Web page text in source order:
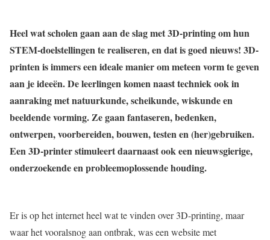
Heel wat scholen gaan aan de slag met 3D-printing om hun
STEM-doelstellingen te realiseren, en dat is goed nieuws! 3D-
printen is immers een ideale manier om meteen vorm te geven
aan je ideeën. De leerlingen komen naast techniek ook in
aanraking met natuurkunde, scheikunde, wiskunde en
beeldende vorming. Ze gaan fantaseren, bedenken,
ontwerpen, voorbereiden, bouwen, testen en (her)gebruiken.
Een 3D-printer stimuleert daarnaast ook een nieuwsgierige,
onderzoekende en probleemoplossende houding.
Er is op het internet heel wat te vinden over 3D-printing, maar
waar het vooralsnog aan ontbrak, was een website met